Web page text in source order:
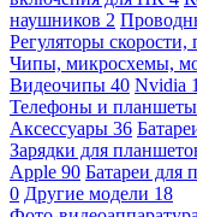
наушников 2
Регуляторы скорости,
Чипы, микросхемы,
Видеочипы 40 Nvidia
Телефоны и планшеты
Аксессуары 36
Зарядки для
Apple 90 Батареи для
0 Другие модели 18